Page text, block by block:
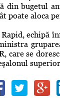
din bugetul
poate aloca
Rapid, echipă
care se